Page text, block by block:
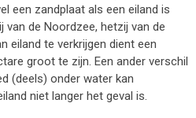
een zandplaat als een eiland is
de Noordzee, hetzij van de
eiland te verkrijgen dient een
groot te zijn. Een ander verschil
(deels) onder water kan
niet langer het geval is.